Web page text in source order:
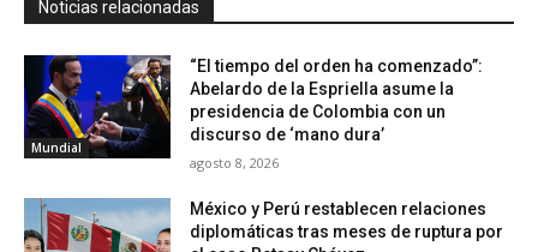
Noticias relacionadas
Mundial
“El tiempo del orden ha comenzado”:
Abelardo de la Espriella asume la
presidencia de Colombia con un
discurso de ‘mano dura’
agosto 8, 2026
México y Perú restablecen relaciones
diplomáticas tras meses de ruptura por